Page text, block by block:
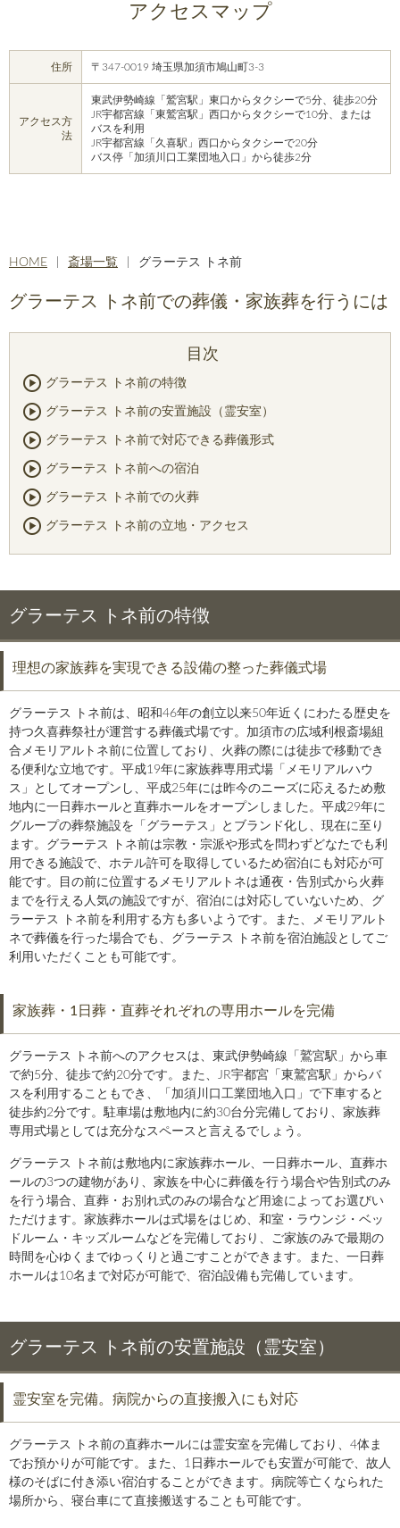
アクセスマップ
住所 〒347-0019 埼玉県加須市鳩山町3-3
アクセス方
法
東武伊勢崎線「鷲宮駅」東口からタクシーで5分、徒歩20分
JR宇都宮線「東鷲宮駅」西口からタクシーで10分、または
バスを利用
JR宇都宮線「久喜駅」西口からタクシーで20分
バス停「加須川口工業団地入口」から徒歩2分
HOME 斎場一覧 グラーテス トネ前
グラーテス トネ前での葬儀・家族葬を行うには
グラーテス トネ前の特徴
グラーテス トネ前の安置施設（霊安室）
グラーテス トネ前で対応できる葬儀形式
グラーテス トネ前への宿泊
グラーテス トネ前での火葬
グラーテス トネ前の立地・アクセス
グラーテス トネ前の特徴
理想の家族葬を実現できる設備の整った葬儀式場
グラーテス トネ前は、昭和46年の創立以来50年近くにわたる歴史を
持つ久喜葬祭社が運営する葬儀式場です。加須市の広域利根斎場組
合メモリアルトネ前に位置しており、火葬の際には徒歩で移動でき
る便利な立地です。平成19年に家族葬専用式場「メモリアルハウ
ス」としてオープンし、平成25年には昨今のニーズに応えるため敷
地内に一日葬ホールと直葬ホールをオープンしました。平成29年に
グループの葬祭施設を「グラーテス」とブランド化し、現在に至り
ます。グラーテス トネ前は宗教・宗派や形式を問わずどなたでも利
用できる施設で、ホテル許可を取得しているため宿泊にも対応が可
能です。目の前に位置するメモリアルトネは通夜・告別式から火葬
までを行える人気の施設ですが、宿泊には対応していないため、グ
ラーテス トネ前を利用する方も多いようです。また、メモリアルト
ネで葬儀を行った場合でも、グラーテス トネ前を宿泊施設としてご
利用いただくことも可能です。
家族葬・1日葬・直葬それぞれの専用ホールを完備
グラーテス トネ前へのアクセスは、東武伊勢崎線「鷲宮駅」から車
で約5分、徒歩で約20分です。また、JR宇都宮「東鷲宮駅」からバ
スを利用することもでき、「加須川口工業団地入口」で下車すると
徒歩約2分です。駐車場は敷地内に約30台分完備しており、家族葬
専用式場としては充分なスペースと言えるでしょう。
グラーテス トネ前は敷地内に家族葬ホール、一日葬ホール、直葬ホ
ールの3つの建物があり、家族を中心に葬儀を行う場合や告別式のみ
を行う場合、直葬・お別れ式のみの場合など用途によってお選びい
ただけます。家族葬ホールは式場をはじめ、和室・ラウンジ・ベッ
ドルーム・キッズルームなどを完備しており、ご家族のみで最期の
時間を心ゆくまでゆっくりと過ごすことができます。また、一日葬
ホールは10名まで対応が可能で、宿泊設備も完備しています。
グラーテス トネ前の安置施設（霊安室）
霊安室を完備。病院からの直接搬入にも対応
グラーテス トネ前の直葬ホールには霊安室を完備しており、4体ま
でお預かりが可能です。また、1日葬ホールでも安置が可能で、故人
様のそばに付き添い宿泊することができます。病院等亡くなられた
場所から、寝台車にて直接搬送することも可能です。